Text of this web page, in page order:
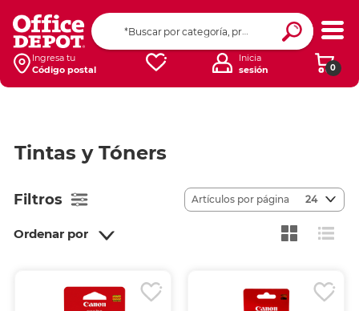
Ingresa tu
Código postal
0
Inicia
sesión
Tintas y Tóners
Filtros
Ordenar por
Artículos por página 24